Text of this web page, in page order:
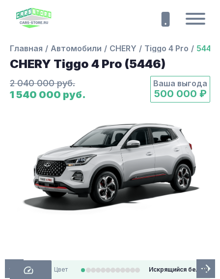
Главная Автомобили CHERY Tiggo 4 Pro 5446
CHERY Tiggo 4 Pro (5446)
2 040 000 руб.
1 540 000 руб.
Ваша выгода
500 000 ₽
Цвет Искрящийся белый